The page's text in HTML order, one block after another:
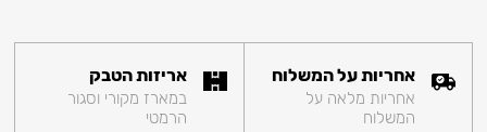
אחריות על המשלוח
אחריות מלאה על
המשלוח
אריזות הטבק
במארז מקורי וסגור
הרמטי